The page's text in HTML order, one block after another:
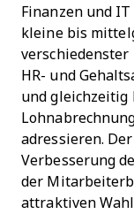
Finanzen und
kleine bis
verschiedenster
HR- und
und gleichzeitig
adressieren.
Verbesserung
der
attraktiven